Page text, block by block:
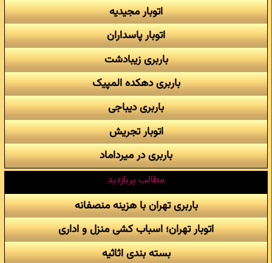
اتوبار مجیدیه
اتوبار پاسداران
باربری زیبادشت
باربری دهکده المپیک
باربری دیباجی
اتوبار تجریش
باربری در میرداماد
مطالب پربازدید
باربری تهران با هزینه منصفانه
اتوبار تهران؛ اسباب کشی منزل و اداری
بسته بندی اثاثیه